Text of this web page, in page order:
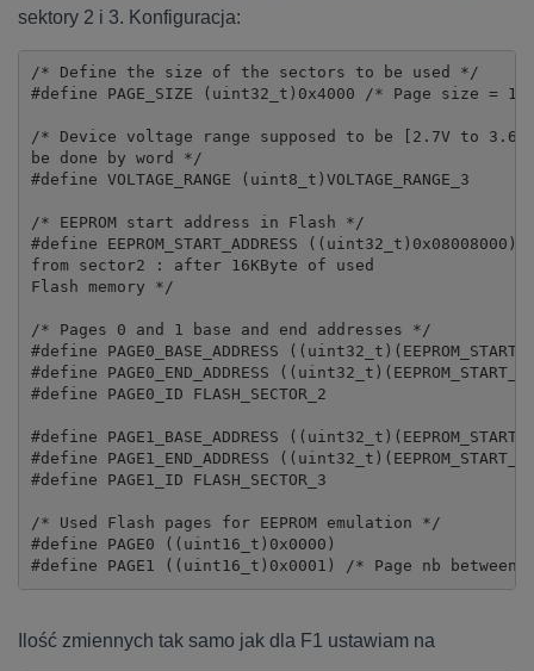
sektory 2 i 3. Konfiguracja:
/* Define the size of the sectors to be used */
#define PAGE_SIZE (uint32_t)0x4000 /* Page size =
/* Device voltage range supposed to be [2.7V to
be done by word */
#define VOLTAGE_RANGE (uint8_t)VOLTAGE_RANGE_3
/* EEPROM start address in Flash */
#define EEPROM_START_ADDRESS
from sector2 : after 16KByte of used
Flash memory */
/* Pages 0 and 1 base and end addresses */
#define PAGE0_BASE_ADDRESS
#define PAGE0_END_ADDRESS
#define PAGE0_ID FLASH_SECTOR_2
#define PAGE1_BASE_ADDRESS
#define PAGE1_END_ADDRESS
#define PAGE1_ID FLASH_SECTOR_3
/* Used Flash pages for EEPROM emulation */
#define PAGE0 ((uint16_t)0x0000)
#define PAGE1 ((uint16_t)0x0001) /* Page nb between
Ilość zmiennych tak samo jak dla F1 ustawiam na